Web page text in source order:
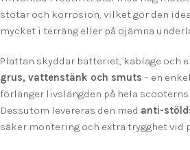
stötar och korrosion, vilket gör den
mycket i terräng eller på ojämna
Plattan skyddar batteriet, kablage och
grus, vattenstänk och smuts – en
förlänger livslängden på hela
Dessutom levereras den med anti-
säker montering och extra trygghet vid